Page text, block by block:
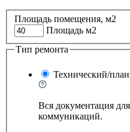
Площадь помещения, м2
Площадь м2
Тип ремонта
Технический/
Вся документация
коммуникаций.